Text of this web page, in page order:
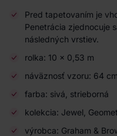
Pred tapetovaním je
Penetrácia zjednocuje
následných vrstiev.
rolka: 10 × 0,53 m
náväznosť vzoru: 64 cm
farba: sivá, strieborná
kolekcia: Jewel,
výrobca: Graham &